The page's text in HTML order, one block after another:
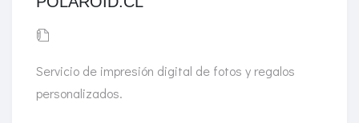
Servicio de impresión digital de fotos y regalos
personalizados.